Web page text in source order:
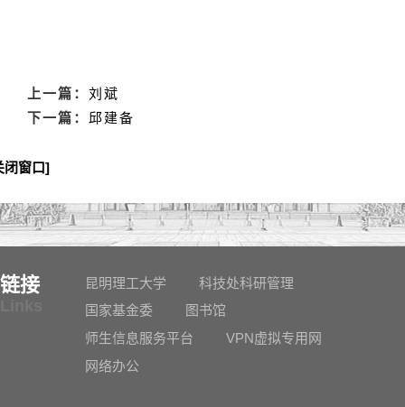
上一篇： 刘斌
下一篇： 邱建备
闭窗口]
链接 昆明理工大学
科技处科研管理
国家基金委
图书馆
师生信息服务平台
VPN虚拟专用网
网络办公